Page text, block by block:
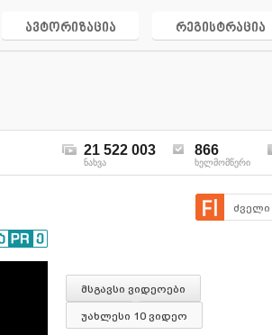
ავტორიზაცია რეგისტრაცია
21 522 003
ნახვა
866
ხელმომწერი
მსგავსი ვიდეოები
უახლესი 10 ვიდეო